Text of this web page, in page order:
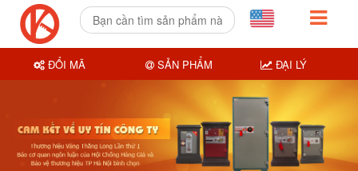
ĐỔI MÃ SẢN PHẨM ĐẠI LÝ